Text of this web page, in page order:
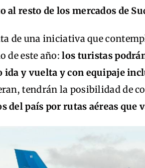
al resto de los mercados de
de una iniciativa que
de este año:los turistas
ida y vuelta y con equipaje
tendrán la posibilidad de
del país por rutas aéreas que